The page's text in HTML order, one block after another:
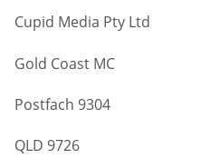
Cupid Media Pty Ltd
Gold Coast MC
Postfach 9304
QLD 9726